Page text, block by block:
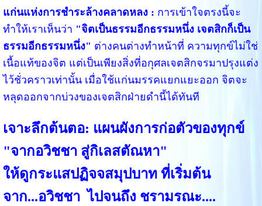
แก่นแห่งการชำระล้างคลาดหลง : การเข้าใจตรงนี้จะ
ทำให้เราเห็นว่า "จิตเป็นธรรมอีกธรรมหนึ่ง เจตสิกก็เป็น
ธรรมอีกธรรมหนึ่ง" ต่างคนต่างทำหน้าที่ ความทุกข์ไม่ใช่
เนื้อแท้ของจิต แต่เป็นเพียงสิ่งที่อกุศลเจตสิกจรมาปรุงแต่ง
ไว้ชั่วคราวเท่านั้น เมื่อใช้แก่นมรรคแยกแยะออก จิตจะ
หลุดออกจากบ่วงของเจตสิกฝ่ายดำนี้ได้ทันที
เจาะลึกต้นตอ: แผนผังการก่อตัวของทุกข์
"จากอวิชชา สู่กิเลสตัณหา"
ให้ดูกระแสปฏิจจสมุปบาท ที่เริ่มต้น
จาก...อวิชชา ไปจนถึง ชรามรณะ....